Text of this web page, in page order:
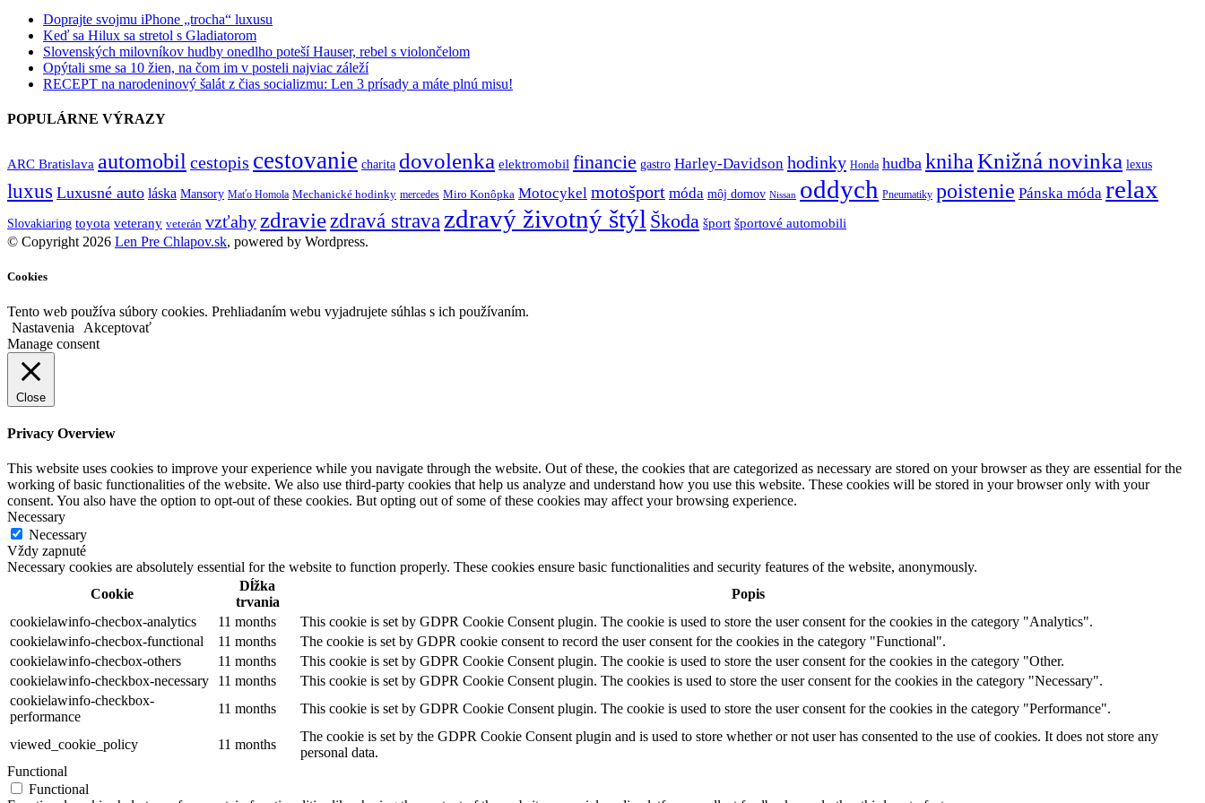
Doprajte svojmu iPhone „trocha“ luxusu
Keď sa Hilux sa stretol s Gladiatorom
Slovenských milovníkov hudby onedlho poteší Hauser, rebel s violončelom
Opýtali sme sa 10 žien, na čom im v posteli najviac záleží
RECEPT na narodeninový šalát z čias socializmu: Len 3 prísady a máte plnú misu!
POPULÁRNE VÝRAZY
ARC Bratislava automobil cestopis cestovanie charita dovolenka elektromobil financie gastro Harley-Davidson hodinky Honda hudba kniha Knižná novinka lexus
luxus Luxusné auto láska Mansory Maťo Homola Mechanické hodinky mercedes Miro Konôpka Motocykel motošport móda môj domov Nissan oddych Pneumatiky poistenie Pánska móda relax
Slovakiaring toyota veterany veterán vzťahy zdravie zdravá strava zdravý životný štýl Škoda šport športové automobili
© Copyright 2026 Len Pre Chlapov.sk, powered by Wordpress.
Cookies
Tento web používa súbory cookies. Prehliadaním webu vyjadrujete súhlas s ich používaním.
Nastavenia
Akceptovať
Manage consent
Close
Privacy Overview
This website uses cookies to improve your experience while you navigate through the website. Out of these, the cookies that are categorized as necessary are stored on your browser as they are essential for the
working of basic functionalities of the website. We also use third-party cookies that help us analyze and understand how you use this website. These cookies will be stored in your browser only with your
consent. You also have the option to opt-out of these cookies. But opting out of some of these cookies may affect your browsing experience.
Necessary
Necessary
Vždy zapnuté
Necessary cookies are absolutely essential for the website to function properly. These cookies ensure basic functionalities and security features of the website, anonymously.
Cookie
Dĺžka
trvania
Popis
cookielawinfo-checbox-analytics
11 months
This cookie is set by GDPR Cookie Consent plugin. The cookie is used to store the user consent for the cookies in the category "Analytics".
cookielawinfo-checbox-functional
11 months
The cookie is set by GDPR cookie consent to record the user consent for the cookies in the category "Functional".
cookielawinfo-checbox-others
11 months
This cookie is set by GDPR Cookie Consent plugin. The cookie is used to store the user consent for the cookies in the category "Other.
cookielawinfo-checkbox-necessary
11 months
This cookie is set by GDPR Cookie Consent plugin. The cookies is used to store the user consent for the cookies in the category "Necessary".
cookielawinfo-checkbox-
performance
11 months This cookie is set by GDPR Cookie Consent plugin. The cookie is used to store the user consent for the cookies in the category "Performance".
viewed_cookie_policy 11 months
The cookie is set by the GDPR Cookie Consent plugin and is used to store whether or not user has consented to the use of cookies. It does not store any
personal data.
Functional
Functional